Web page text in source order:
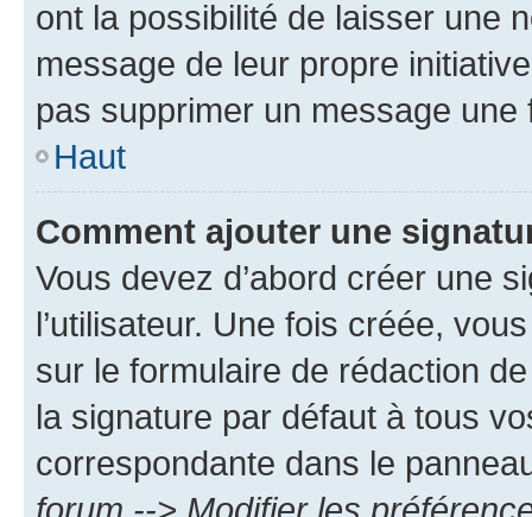
ont la possibilité de laisser une
message de leur propre
pas supprimer un message une
Haut
Comment ajouter une
Vous devez d’abord créer une
l’utilisateur. Une fois créée,
sur le formulaire de rédaction
la signature par défaut à tous
correspondante dans le
forum --> Modifier les